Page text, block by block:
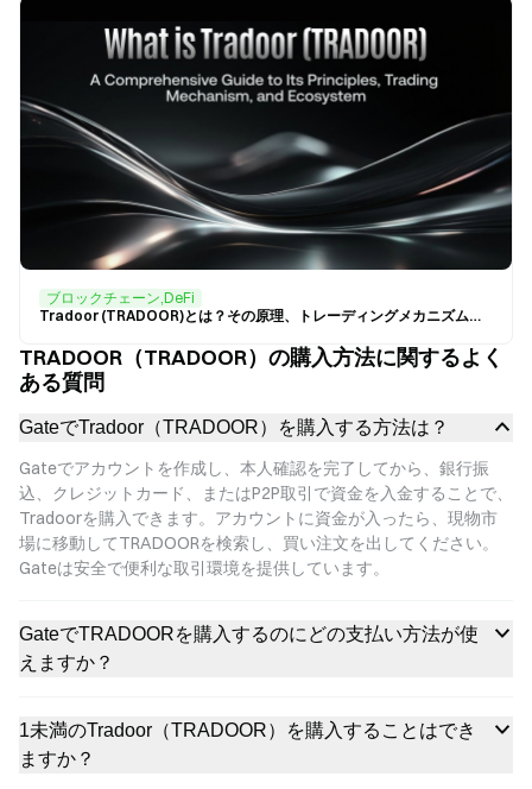
ブロックチェーン,DeFi
Tradoor (TRADOOR)とは？その原理、トレーディングメカニズム、エコシステムの完全ガイド。
TRADOOR（TRADOOR）の購入方法に関するよく
ある質問
GateでTradoor（TRADOOR）を購入する方法は？
Gateでアカウントを作成し、本人確認を完了してから、銀行振
込、クレジットカード、またはP2P取引で資金を入金することで、
Tradoorを購入できます。アカウントに資金が入ったら、現物市
場に移動してTRADOORを検索し、買い注文を出してください。
Gateは安全で便利な取引環境を提供しています。
GateでTRADOORを購入するのにどの支払い方法が使
えますか？
1未満のTradoor（TRADOOR）を購入することはでき
ますか？